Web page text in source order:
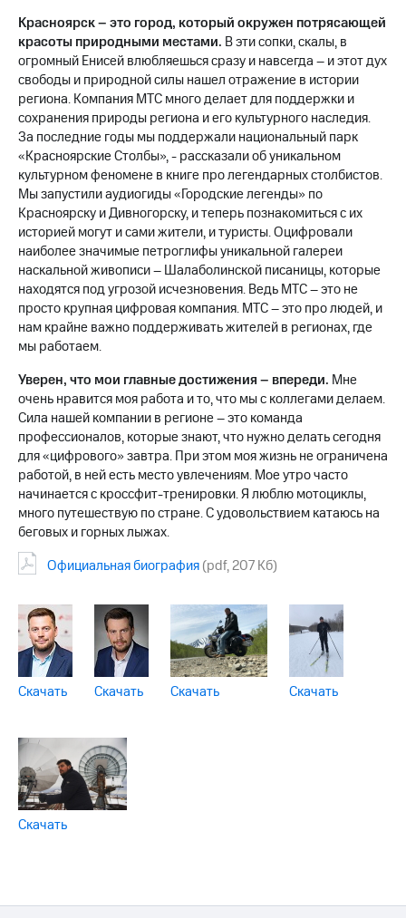
развитие
деловая этика
На главную
Красноярск – это город, который окружен потрясающей
красоты природными местами. В эти сопки, скалы, в
огромный Енисей влюбляешься сразу и навсегда – и этот дух
свободы и природной силы нашел отражение в истории
региона. Компания МТС много делает для поддержки и
сохранения природы региона и его культурного наследия.
За последние годы мы поддержали национальный парк
«Красноярские Столбы», - рассказали об уникальном
культурном феномене в книге про легендарных столбистов.
Мы запустили аудиогиды «Городские легенды» по
Красноярску и Дивногорску, и теперь познакомиться с их
историей могут и сами жители, и туристы. Оцифровали
наиболее значимые петроглифы уникальной галереи
наскальной живописи – Шалаболинской писаницы, которые
находятся под угрозой исчезновения. Ведь МТС – это не
просто крупная цифровая компания. МТС – это про людей, и
нам крайне важно поддерживать жителей в регионах, где
мы работаем.
Уверен, что мои главные достижения – впереди. Мне
очень нравится моя работа и то, что мы с коллегами делаем.
Сила нашей компании в регионе – это команда
профессионалов, которые знают, что нужно делать сегодня
для «цифрового» завтра. При этом моя жизнь не ограничена
работой, в ней есть место увлечениям. Мое утро часто
начинается с кроссфит-тренировки. Я люблю мотоциклы,
много путешествую по стране. С удовольствием катаюсь на
беговых и горных лыжах.
Официальная биография(pdf, 207 Кб)
Скачать Скачать Скачать Скачать
Скачать